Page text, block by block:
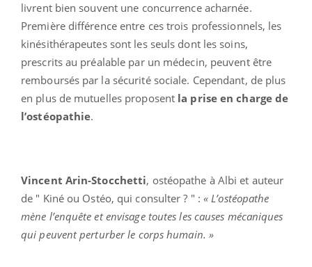
livrent bien souvent une concurrence acharnée.
Première différence entre ces trois professionnels, les
kinésithérapeutes sont les seuls dont les soins,
prescrits au préalable par un médecin, peuvent être
remboursés par la sécurité sociale. Cependant, de plus
en plus de mutuelles proposent la prise en charge de
l’ostéopathie.
Vincent Arin-Stocchetti, ostéopathe à Albi et auteur
de " Kiné ou Ostéo, qui consulter ? " :« L’ostéopathe
mène l’enquête et envisage toutes les causes mécaniques
qui peuvent perturber le corps humain. »